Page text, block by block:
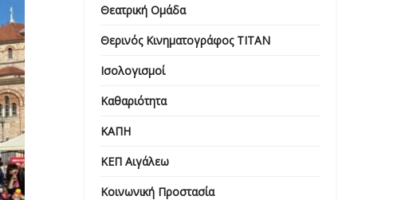
Θεατρική Ομάδα
Θερινός Κινηματογράφος ΤΙΤΑΝ
Ισολογισμοί
Καθαριότητα
ΚΑΠΗ
ΚΕΠ Αιγάλεω
Κοινωνική Προστασία